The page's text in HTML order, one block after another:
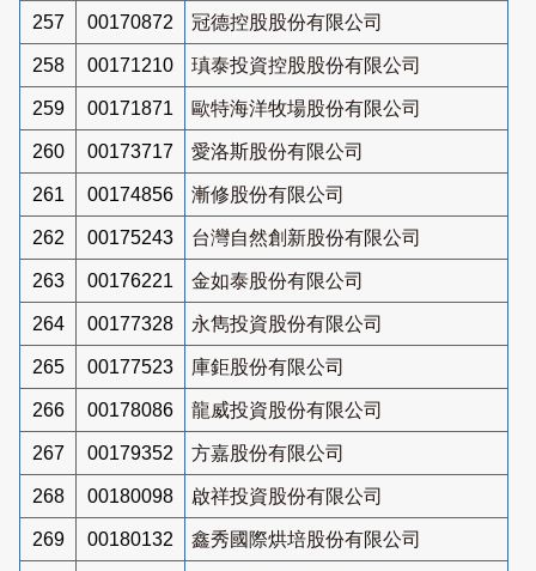
257 00170872 冠德控股股份有限公司
258 00171210 瑱泰投資控股股份有限公司
259 00171871 歐特海洋牧場股份有限公司
260 00173717 愛洛斯股份有限公司
261 00174856 漸修股份有限公司
262 00175243 台灣自然創新股份有限公司
263 00176221 金如泰股份有限公司
264 00177328 永雋投資股份有限公司
265 00177523 庫鉅股份有限公司
266 00178086 龍威投資股份有限公司
267 00179352 方嘉股份有限公司
268 00180098 啟祥投資股份有限公司
269 00180132 鑫秀國際烘培股份有限公司